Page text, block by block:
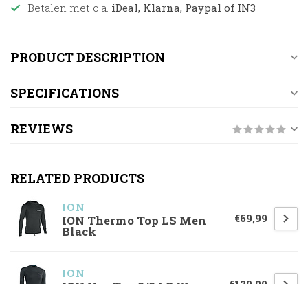
Betalen met o.a. iDeal, Klarna, Paypal of IN3
PRODUCT DESCRIPTION
SPECIFICATIONS
REVIEWS
RELATED PRODUCTS
ION
ION Thermo Top LS Men
Black
€69,99
ION